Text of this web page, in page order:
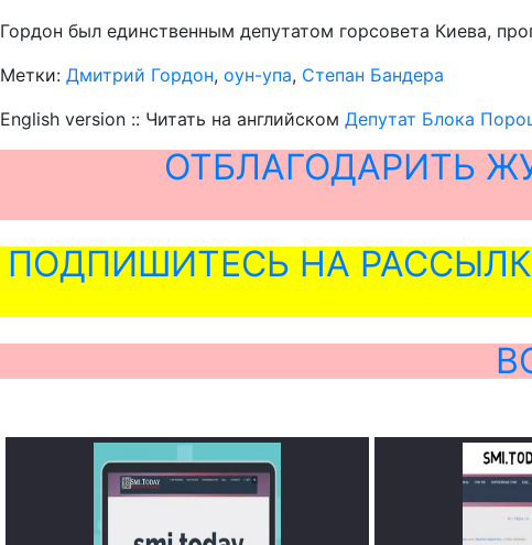
Гордон был единственным депутатом горсовета Киева,
Метки: Дмитрий Гордон, оун-упа, Степан Бандера
English version :: Читать на английском Депутат Блока
ОТБЛАГОДАРИТЬ
ПОДПИШИТЕСЬ НА